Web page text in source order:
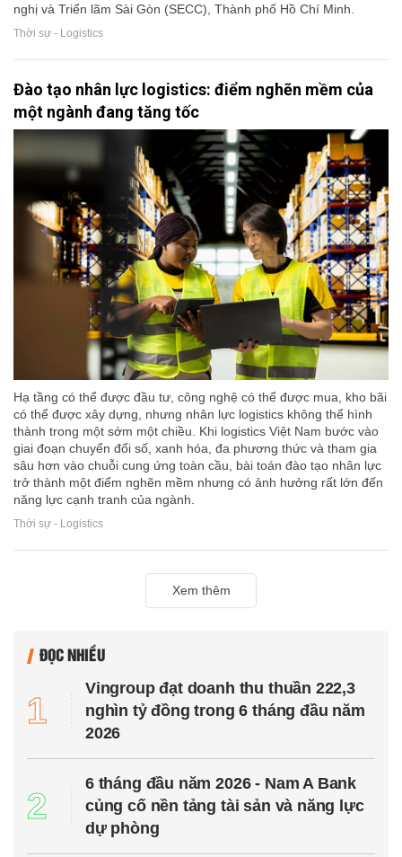
nghị và Triển lãm Sài Gòn (SECC), Thành phố Hồ Chí Minh.
Thời sự - Logistics
Đào tạo nhân lực logistics: điểm nghẽn mềm của
một ngành đang tăng tốc
Hạ tầng có thể được đầu tư, công nghệ có thể được mua, kho bãi
có thể được xây dựng, nhưng nhân lực logistics không thể hình
thành trong một sớm một chiều. Khi logistics Việt Nam bước vào
giai đoạn chuyển đổi số, xanh hóa, đa phương thức và tham gia
sâu hơn vào chuỗi cung ứng toàn cầu, bài toán đào tạo nhân lực
trở thành một điểm nghẽn mềm nhưng có ảnh hưởng rất lớn đến
năng lực cạnh tranh của ngành.
Thời sự - Logistics
Xem thêm
ĐỌC NHIỀU
1
Vingroup đạt doanh thu thuần 222,3
nghìn tỷ đồng trong 6 tháng đầu năm
2026
2
6 tháng đầu năm 2026 - Nam A Bank
củng cố nền tảng tài sản và năng lực
dự phòng